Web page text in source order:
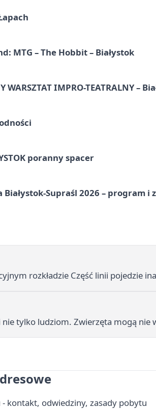
MTG – The Hobbit – Białystok
WARSZTAT IMPRO-TEATRALNY –
poranny spacer
Białystok-Supraśl 2026 – program i
rozkładzie Część linii pojedzie
nie tylko ludziom. Zwierzęta mogą
- kontakt, odwiedziny, zasady pobytu